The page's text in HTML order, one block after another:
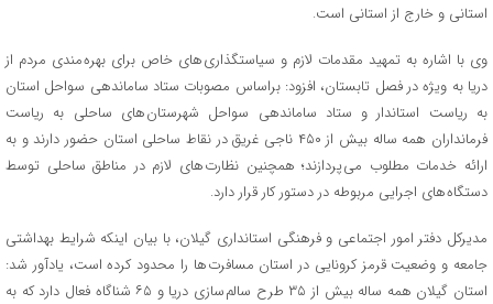
استانی و خارج از استانی است.
وی با اشاره به تمهید مقدمات لازم و سیاستگذاری های خاص برای بهره مندی مردم از
دریا به ویژه در فصل تابستان، افزود: براساس مصوبات ستاد ساماندهی سواحل استان
به ریاست استاندار و ستاد ساماندهی سواحل شهرستان های ساحلی به ریاست
فرمانداران همه ساله بیش از ۴۵۰ ناجی غریق در نقاط ساحلی استان حضور دارند و به
ارائه خدمات مطلوب می پردازند؛ همچنین نظارت های لازم در مناطق ساحلی توسط
دستگاه های اجرایی مربوطه در دستور کار قرار دارد.
مدیرکل دفتر امور اجتماعی و فرهنگی استانداری گیلان، با بیان اینکه شرایط بهداشتی
جامعه و وضعیت قرمز کرونایی در استان مسافرت ها را محدود کرده است، یادآور شد:
استان گیلان همه ساله بیش از ۳۵ طرح سالم سازی دریا و ۶۵ شناگاه فعال دارد که به